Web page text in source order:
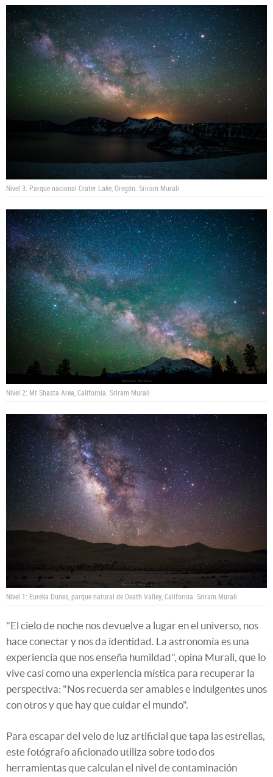
Nivel 3: Parque nacional Crater Lake, Oregón. Sriram Murali
Nivel 2: Mt Shasta Area, California. Sriram Murali
Nivel 1: Eureka Dunes, parque natural de Death Valley, California. Sriram Murali
"El cielo de noche nos devuelve a lugar en el universo, nos
hace conectar y nos da identidad. La astronomía es una
experiencia que nos enseña humildad", opina Murali, que lo
vive casi como una experiencia mística para recuperar la
perspectiva: "Nos recuerda ser amables e indulgentes unos
con otros y que hay que cuidar el mundo".
Para escapar del velo de luz artificial que tapa las estrellas,
este fotógrafo aficionado utiliza sobre todo dos
herramientas que calculan el nivel de contaminación